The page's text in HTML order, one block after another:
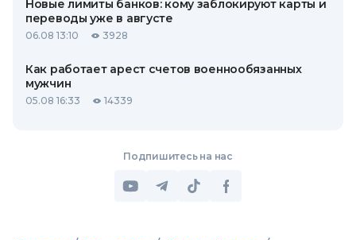
Новые лимиты банков: кому заблокируют карты и
переводы уже в августе
06.08 13:10 3928
Как работает арест счетов военнообязанных
мужчин
05.08 16:33 14339
Подпишитесь на нас